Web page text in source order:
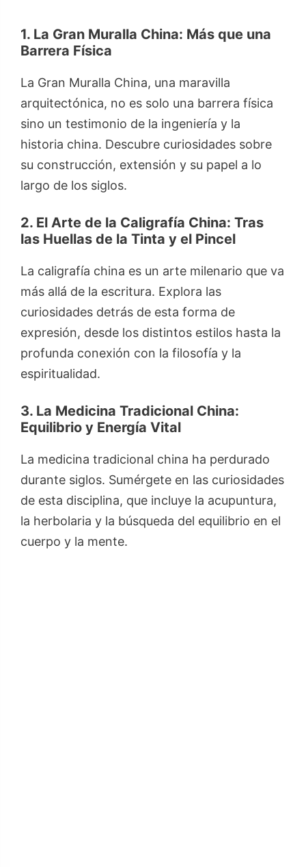
1. La Gran Muralla China: Más que una
Barrera Física
La Gran Muralla China, una maravilla
arquitectónica, no es solo una barrera física
sino un testimonio de la ingeniería y la
historia china. Descubre curiosidades sobre
su construcción, extensión y su papel a lo
largo de los siglos.
2. El Arte de la Caligrafía China: Tras
las Huellas de la Tinta y el Pincel
La caligrafía china es un arte milenario que va
más allá de la escritura. Explora las
curiosidades detrás de esta forma de
expresión, desde los distintos estilos hasta la
profunda conexión con la filosofía y la
espiritualidad.
3. La Medicina Tradicional China:
Equilibrio y Energía Vital
La medicina tradicional china ha perdurado
durante siglos. Sumérgete en las curiosidades
de esta disciplina, que incluye la acupuntura,
la herbolaria y la búsqueda del equilibrio en el
cuerpo y la mente.